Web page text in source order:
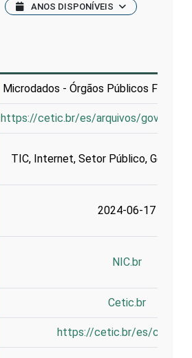
ANOS DISPONÍVEIS
Microdados - Órgãos Públicos
https://cetic.br/es/arquivos/governo/
TIC, Internet, Setor Público,
2024-06-17
NIC.br
Cetic.br
https://cetic.br/es/